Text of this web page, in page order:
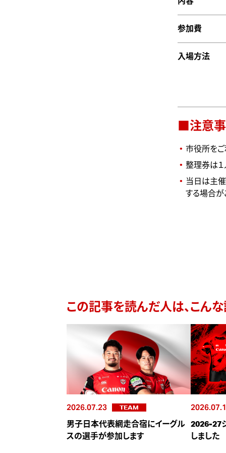
参加費
入場方法
■注意
市役所をご
整理券は１
当日は主催
する場合が
この記事を読んだ人は、こん
2026.07.23 TEAM
男子日本代表網走合宿にイーグル
スの選手が参加します
2026-27
しました